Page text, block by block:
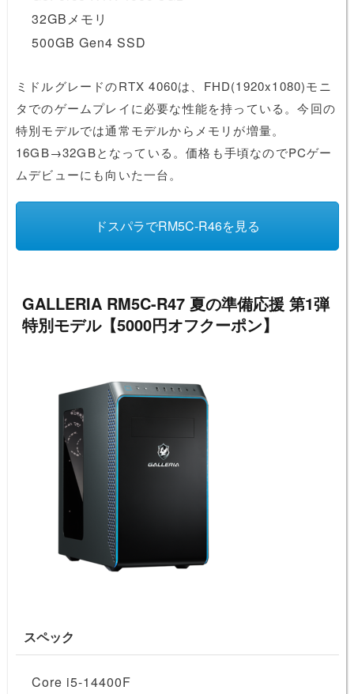
32GBメモリ
500GB Gen4 SSD
ミドルグレードのRTX 4060は、FHD(1920x1080)モニ
タでのゲームプレイに必要な性能を持っている。今回の
特別モデルでは通常モデルからメモリが増量。
16GB→32GBとなっている。価格も手頃なのでPCゲー
ムデビューにも向いた一台。
ドスパラでRM5C-R46を見る
GALLERIA RM5C-R47 夏の準備応援 第1弾
特別モデル【5000円オフクーポン】
スペック
Core i5-14400F